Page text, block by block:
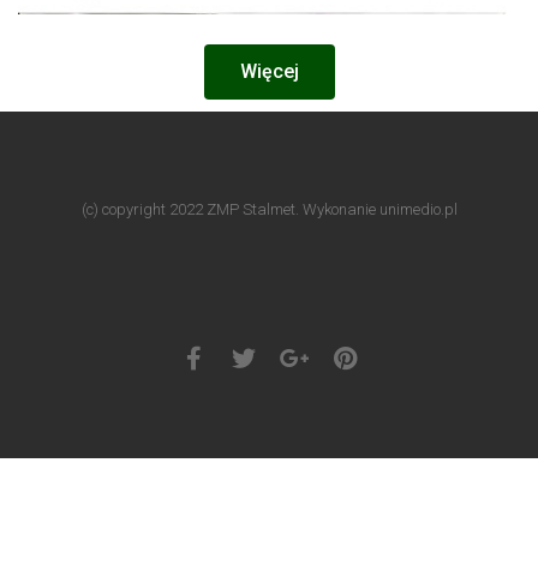
Więcej
(c) copyright 2022 ZMP Stalmet. Wykonanie unimedio.pl